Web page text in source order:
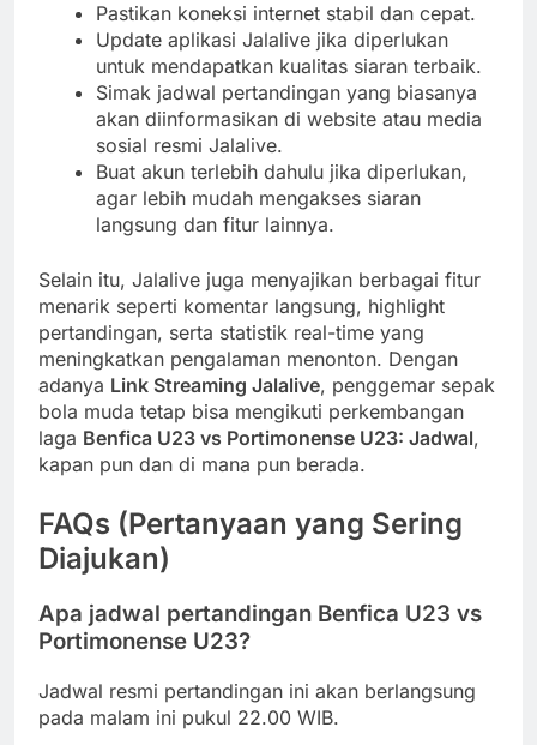
Pastikan koneksi internet stabil dan cepat.
Update aplikasi Jalalive jika diperlukan
untuk mendapatkan kualitas siaran terbaik.
Simak jadwal pertandingan yang biasanya
akan diinformasikan di website atau media
sosial resmi Jalalive.
Buat akun terlebih dahulu jika diperlukan,
agar lebih mudah mengakses siaran
langsung dan fitur lainnya.
Selain itu, Jalalive juga menyajikan berbagai fitur
menarik seperti komentar langsung, highlight
pertandingan, serta statistik real-time yang
meningkatkan pengalaman menonton. Dengan
adanya Link Streaming Jalalive, penggemar sepak
bola muda tetap bisa mengikuti perkembangan
laga Benfica U23 vs Portimonense U23: Jadwal,
kapan pun dan di mana pun berada.
FAQs (Pertanyaan yang Sering
Diajukan)
Apa jadwal pertandingan Benfica U23 vs
Portimonense U23?
Jadwal resmi pertandingan ini akan berlangsung
pada malam ini pukul 22.00 WIB.